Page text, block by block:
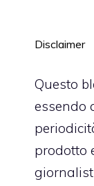
Disclaimer
Questo
essendo
prodotto